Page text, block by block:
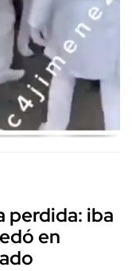
perdida: iba
en